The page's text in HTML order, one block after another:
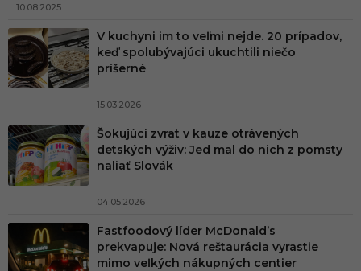
10.08.2025
V kuchyni im to veľmi nejde. 20 prípadov,
keď spolubývajúci ukuchtili niečo
príšerné
15.03.2026
Šokujúci zvrat v kauze otrávených
detských výživ: Jed mal do nich z pomsty
naliať Slovák
04.05.2026
Fastfoodový líder McDonald’s
prekvapuje: Nová reštaurácia vyrastie
mimo veľkých nákupných centier